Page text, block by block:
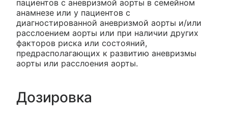
пациентов с аневризмой аорты в семейном
анамнезе или у пациентов с
диагностированной аневризмой аорты и/или
расслоением аорты или при наличии других
факторов риска или состояний,
предрасполагающих к развитию аневризмы
аорты или расслоения аорты.
Дозировка